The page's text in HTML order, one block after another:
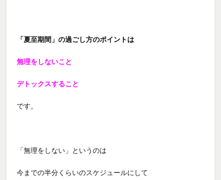
「夏至期間」の過ごし方のポイントは
無理をしないこと
デトックスすること
です。
「無理をしない」というのは
今までの半分くらいのスケジュールにして